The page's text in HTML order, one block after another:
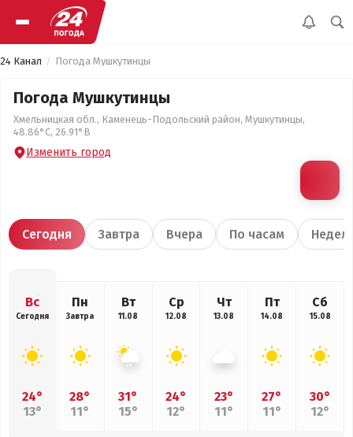
24 Канал Погода Мушкутинцы
Погода Мушкутинцы
Хмельницкая обл., Каменець-Подольский район, Мушкутинцы,
48.86°С, 26.91°В
Изменить город
Сегодня Завтра Вчера По часам
Вс
Сегодня
24°
13°
Пн
Завтра
28°
11°
Вт
11.08
31°
15°
Ср
12.08
24°
12°
Чт
13.08
23°
11°
Пт
14.08
27°
11°
Сб
15.08
30°
12°